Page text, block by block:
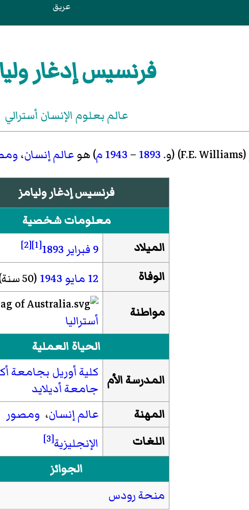
عريق
فرنسيس إدغار
عالم بعلوم الإنسان أسترالي
(
F.E. Williams)‏ (و. 1893
–
1943م) هوعالم إنسان،
فرنسيس إدغار وليامز
معلومات شخصية
الميلاد
9 فبراير 1893
[1]
[2]
الوفاة 12 مايو 1943 (50 سنة)
مواطنة
أستراليا
الحياة العملية
المدرسة الأم كلية أوريل بجامعة
جامعة أديلايد
المهنة
عالم إنسان، ومصور
اللغات
الإنجليزية[3]
الجوائز
منحة رودس